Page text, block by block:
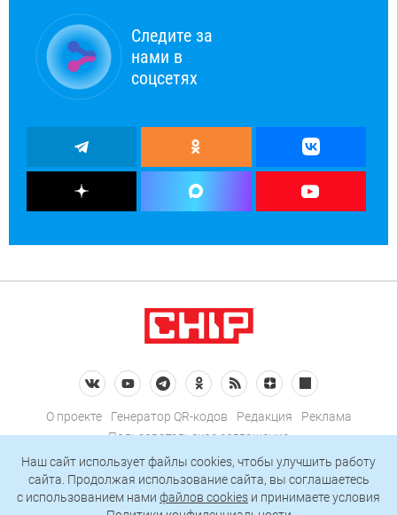
Следите за
нами в
соцсетях
О проекте Генератор QR-кодов Редакция
Реклама
Пользовательское соглашение
Политика конфиденциальности
Подписаться на рассылку
Наш сайт использует файлы cookies, чтобы улучшить работу
сайта. Продолжая использование сайта, вы соглашаетесь
c использованием нами файлов cookies и принимаете условия